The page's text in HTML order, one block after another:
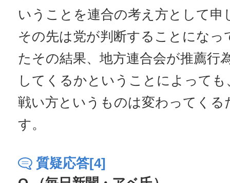
いうことを連合の考え方として申
その先は党が判断することになっ
たその結果、地方連合会が推薦行
してくるかということによって
戦い方というものは変わってくる
す。
質疑応答[4]